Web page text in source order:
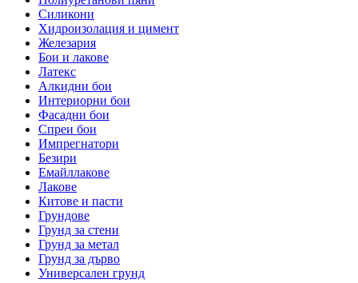
Силикони
Хидроизолация и цимент
Железария
Бои и лакове
Латекс
Алкидни бои
Интериорни бои
Фасадни бои
Спреи бои
Импрегнатори
Безири
Емайллакове
Лакове
Китове и пасти
Грундове
Грунд за стени
Грунд за метал
Грунд за дърво
Универсален грунд